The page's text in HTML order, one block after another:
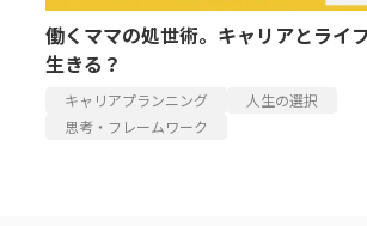
働くママの処世術。キャリアとライ
生きる？
キャリアプランニング
人生の選択
思考・フレームワーク